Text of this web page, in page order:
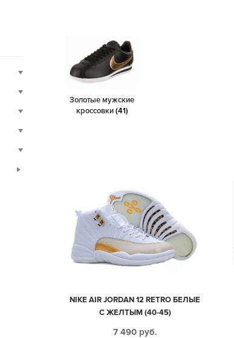
Золотые мужские
кроссовки(41)
NIKE AIR JORDAN 12 RETRO БЕЛЫЕ
С ЖЕЛТЫМ (40-45)
7 490 руб.